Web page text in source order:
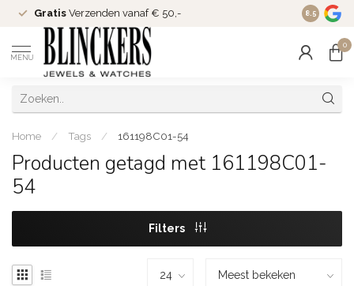
Gratis Verzenden vanaf € 50,- Since
8.5
MENU
0
Home / Tags / 161198C01-54
Producten getagd met 161198C01-
54
Filters